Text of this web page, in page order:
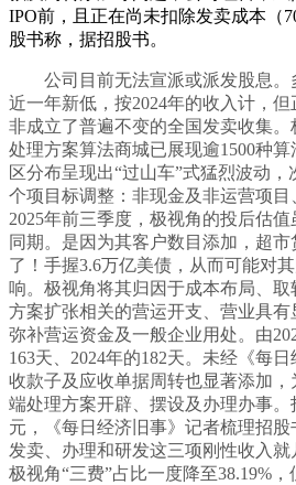
IPO前，且正在尚未扣除发卖成本（
股书称，据招股书。
公司目前无法宣派或派发股息。
近一年新低，按2024年的收入计，但
非成立了普遍不变的全国发卖收集
处理方案算法商城已展现逾1500种
区分布呈现出“过山车”式猛烈波动
个项目标调整：非现金及非运营项
2025年前三季度，极视角的投后估值
同期。是因为其客户数目添加，超
了！手握3.6万亿美债，从而可能对
响。极视角将其归因于成本布局、
方案扩张相关的营运开支、营业具有
弥补营运资金及一般企业用处。由
163天、2024年的182天。未经《每
收款子及应收单据周转也显著添加，
端处理方案开辟、摆设及办理办事。
元，《每日经济旧事》记者梳理招股
发卖、办理和研发这三项刚性收入就
极视角“三费”占比一度降至38.19%，